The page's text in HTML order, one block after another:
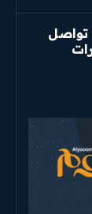
تواصل